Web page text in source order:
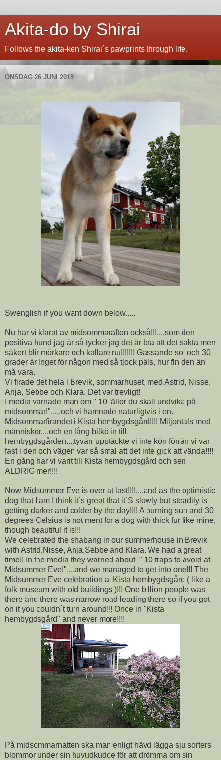
Akita-do by Shirai
Follows the akita-ken Shirai´s pawprints through life.
ONSDAG 26 JUNI 2019
Swenglish if you want down below.....
Nu har vi klarat av midsommarafton också!!!....som den
positiva hund jag är så tycker jag det är bra att det sakta men
säkert blir mörkare och kallare nu!!!!!!! Gassande sol och 30
grader är inget för någon med så tjock päls, hur fin den än
må vara.
Vi firade det hela i Brevik, sommarhuset, med Astrid, Nisse,
Anja, Sebbe och Klara. Det var trevligt!
I media varnade man om " 10 fällor du skall undvika på
midsommar!".....och vi hamnade naturligtvis i en.
Midsommarfirandet i Kista hembygdsgård!!!! Miljontals med
människor....och en lång bilkö in till
hembygdsgården....tyvärr upptäckte vi inte kön förrän vi var
fast i den och vägen var så smal att det inte gick att vända!!!!
En gång har vi varit till Kista hembygdsgård och sen
ALDRIG mer!!!!
Now Midsummer Eve is over at last!!!!....and as the optimistic
dog that I am I think it`s great that it´S slowly but steadily is
getting darker and colder by the day!!!! A burning sun and 30
degrees Celsius is not ment for a dog with thick fur like mine,
though beautiful it is!!!
We celebrated the shabang in our summerhouse in Brevik
with Astrid,Nisse, Anja,Sebbe and Klara. We had a great
time!! In the media they warned about " 10 traps to avoid at
Midsummer Eve!"....and we managed to get into one!!! The
Midsummer Eve celebration at Kista hembygdsgård ( like a
folk museum with old buildings )!!! One billion people was
there and there was narrow road leading there so if you got
on it you couldn´t turn around!!! Once in "Kista
hembygdsgård" and never more!!!!
På midsommarnatten ska man enligt hävd lägga sju sorters
blommor under sin huvudkudde för att drömma om sin